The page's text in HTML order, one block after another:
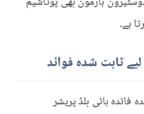
ہے۔
ثابت شدہ فوائد
ہائی بلڈ پریشر